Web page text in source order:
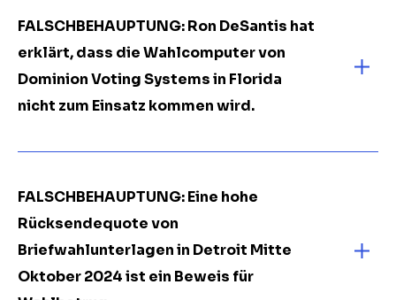
FALSCHBEHAUPTUNG: Ron DeSantis hat
erklärt, dass die Wahlcomputer von
Dominion Voting Systems in Florida
nicht zum Einsatz kommen wird.
FALSCHBEHAUPTUNG: Eine hohe
Rücksendequote von
Briefwahlunterlagen in Detroit Mitte
Oktober 2024 ist ein Beweis für